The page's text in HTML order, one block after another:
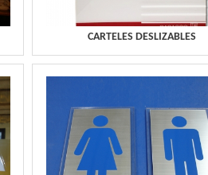
CARTELES DESLIZABLES